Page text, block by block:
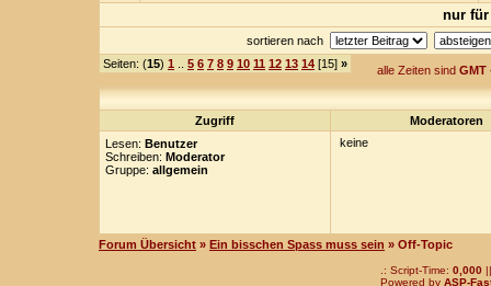
nur für
sortieren nach
Seiten: (15) 1 5 6 7 8 9 10 11 12 13 14 [15] » alle Zeiten sind GMT
Zugriff
Moderatoren
Lesen: Benutzer
Schreiben: Moderator
Gruppe: allgemein
keine
Forum Übersicht » Ein bisschen Spass muss sein » Off-Topic
.: Script-Time: 0,000||
Powered by ASP-